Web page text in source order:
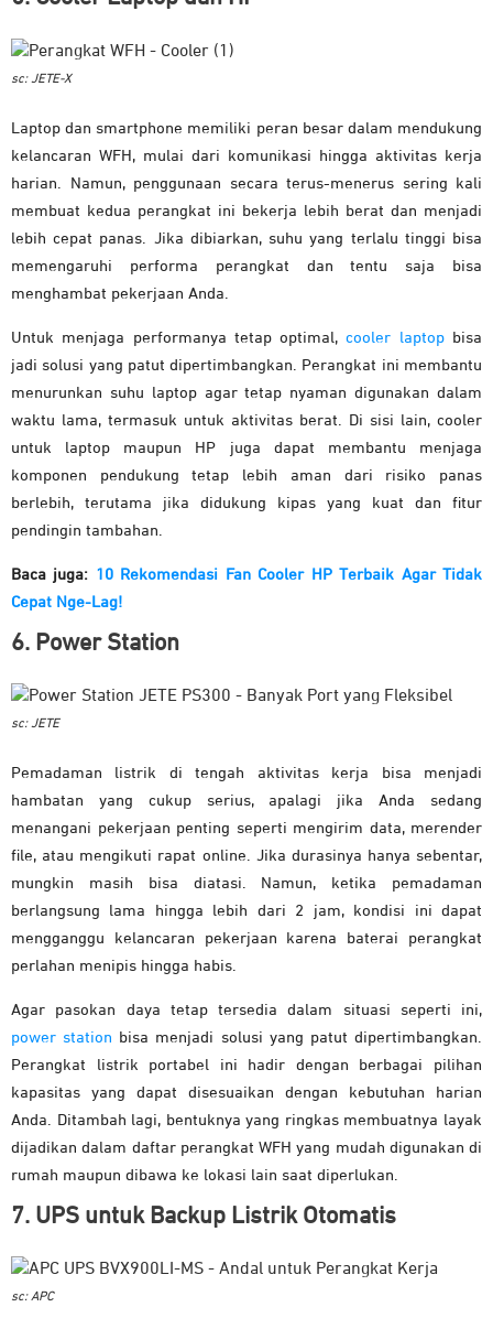
sc: JETE-X
Laptop dan smartphone memiliki peran besar dalam mendukung
kelancaran WFH, mulai dari komunikasi hingga aktivitas kerja
harian. Namun, penggunaan secara terus-menerus sering kali
membuat kedua perangkat ini bekerja lebih berat dan menjadi
lebih cepat panas. Jika dibiarkan, suhu yang terlalu tinggi bisa
memengaruhi performa perangkat dan tentu saja bisa
menghambat pekerjaan Anda.
Untuk menjaga performanya tetap optimal,cooler laptopbisa
jadi solusi yang patut dipertimbangkan. Perangkat ini membantu
menurunkan suhu laptop agar tetap nyaman digunakan dalam
waktu lama, termasuk untuk aktivitas berat. Di sisi lain, cooler
untuk laptop maupun HP juga dapat membantu menjaga
komponen pendukung tetap lebih aman dari risiko panas
berlebih, terutama jika didukung kipas yang kuat dan fitur
pendingin tambahan.
Baca juga: 10 Rekomendasi Fan Cooler HP Terbaik Agar Tidak
Cepat Nge-Lag!
6. Power Station
sc: JETE
Pemadaman listrik di tengah aktivitas kerja bisa menjadi
hambatan yang cukup serius, apalagi jika Anda sedang
menangani pekerjaan penting seperti mengirim data, merender
file, atau mengikuti rapat online. Jika durasinya hanya sebentar,
mungkin masih bisa diatasi. Namun, ketika pemadaman
berlangsung lama hingga lebih dari 2 jam, kondisi ini dapat
mengganggu kelancaran pekerjaan karena baterai perangkat
perlahan menipis hingga habis.
Agar pasokan daya tetap tersedia dalam situasi seperti ini,
power station bisa menjadi solusi yang patut dipertimbangkan.
Perangkat listrik portabel ini hadir dengan berbagai pilihan
kapasitas yang dapat disesuaikan dengan kebutuhan harian
Anda. Ditambah lagi, bentuknya yang ringkas membuatnya layak
dijadikan dalam daftar perangkat WFH yang mudah digunakan di
rumah maupun dibawa ke lokasi lain saat diperlukan.
7. UPS untuk Backup Listrik Otomatis
sc: APC